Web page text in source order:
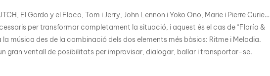
El Gordo y el Flaco, Tom i Jerry, John Lennon i Yoko Ono, Marie i Pierre Curie…
per transformar completament la situació, i aquest és el cas de “Floría &
la música des de la combinació dels dos elements més bàsics: Ritme i Melodia.
gran ventall de posibilitats per improvisar, dialogar, ballar i transportar-se.